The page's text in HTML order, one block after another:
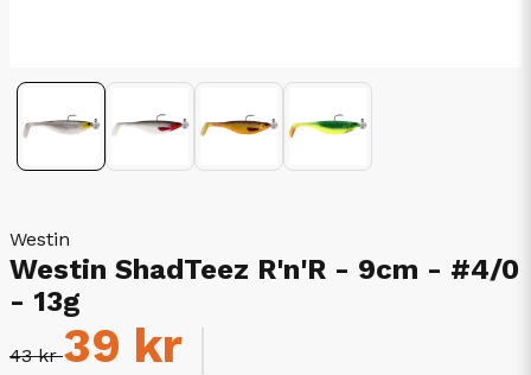
Westin
Westin ShadTeez R'n'R - 9cm - #4/0
- 13g
43 kr39 kr